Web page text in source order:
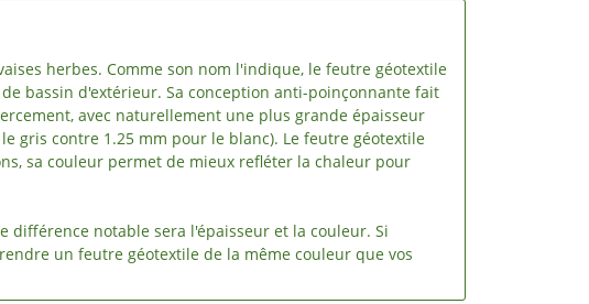
herbes. Comme son nom l'indique, le feutre géotextile
bassin d'extérieur. Sa conception anti-poinçonnante fait
avec naturellement une plus grande épaisseur
gris contre 1.25 mm pour le blanc). Le feutre géotextile
sa couleur permet de mieux refléter la chaleur pour
différence notable sera l'épaisseur et la couleur. Si
un feutre géotextile de la même couleur que vos